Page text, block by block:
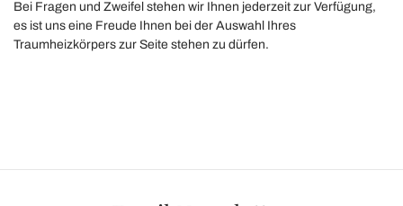
Bei Fragen und Zweifel stehen wir Ihnen jederzeit zur Verfügung,
es ist uns eine Freude Ihnen bei der Auswahl Ihres
Traumheizkörpers zur Seite stehen zu dürfen.